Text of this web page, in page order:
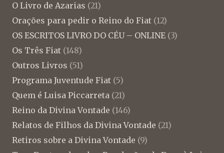
O Livro de Azarias (21)
Orações para pedir o Reino do Fiat (12)
OS ESCRITOS LIVRO DO CÉU – ONLINE (3)
Os Três Fiat (148)
Outros Livros (51)
Programa Juventude Fiat (5)
Quem é Luisa Piccarreta (21)
Reino da Divina Vontade (146)
Relatos de Filhos da Divina Vontade (21)
Retiros sobre a Divina Vontade (9)